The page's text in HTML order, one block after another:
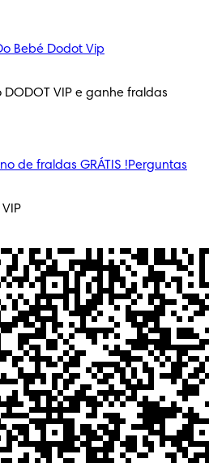
Bebé Dodot Vip
VIP e ganhe fraldas
de fraldas GRÁTIS !Perguntas